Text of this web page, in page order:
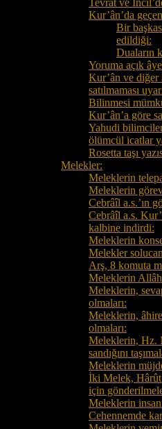
Kur’ân’da
Bir
edildiği:
Duaların
Yoruma açık
Kur’ân ve diğer
satılmaması
Bilinmesi
Kur’ân’a göre
Yahudi
ölümcül icatlar
Rosetta taşı
Melekler:
Meleklerin
Meleklerin
Cebrâîl a.s.’ın
Cebrâîl a.s.
kalbine indirdi:
Meleklerin
Melekler
Arş, 8 komuta
Meleklerin
Meleklerin,
olmaları:
Meleklerin,
olmaları:
Meleklerin, Hz.
sandığını
Meleklerin
İki Melek, Hârût
için
Meleklerin
Cehennemde